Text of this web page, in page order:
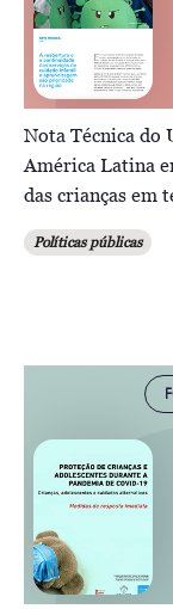
Nota Técnica do
América Latina
das crianças em
Políticas públicas